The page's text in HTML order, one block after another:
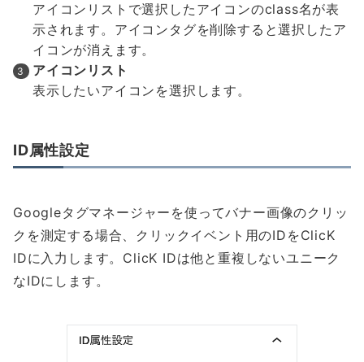
アイコンリストで選択したアイコンのclass名が表
示されます。アイコンタグを削除すると選択したア
イコンが消えます。
アイコンリスト
表示したいアイコンを選択します。
ID属性設定
Googleタグマネージャーを使ってバナー画像のクリッ
クを測定する場合、クリックイベント用のIDをClicK
IDに入力します。ClicK IDは他と重複しないユニーク
なIDにします。